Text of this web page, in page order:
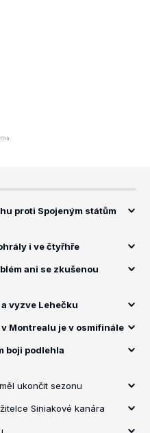
proti Spojeným státům
i ve čtyřhře
ani se zkušenou
vyzve Lehečku
Montrealu je v osmifinále
boji podlehla
ukončit sezonu
Siniakové kanára